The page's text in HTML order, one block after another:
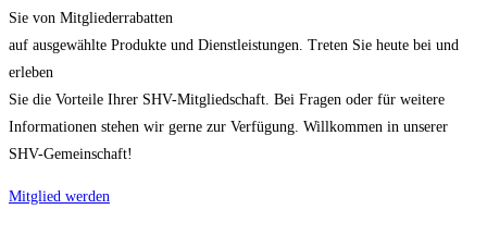
Sie von Mitgliederrabatten
auf ausgewählte Produkte und Dienstleistungen. Treten Sie heute bei und
erleben
Sie die Vorteile Ihrer SHV-Mitgliedschaft. Bei Fragen oder für weitere
Informationen stehen wir gerne zur Verfügung. Willkommen in unserer
SHV-Gemeinschaft!
Mitglied werden